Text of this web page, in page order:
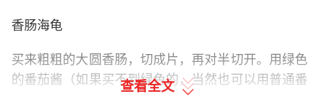
香肠海龟
买来粗粗的大圆香肠，切成片，再对半切开。用绿色
的番茄酱（如果买不到绿色的，当然也可以用普通番
查看全文